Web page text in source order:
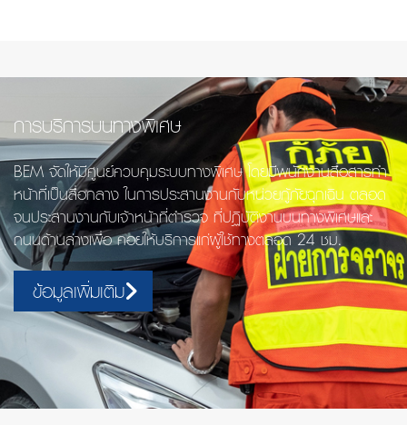
การบริการบนทางพิเศษ
BEM จัดให้มีศูนย์ควบคุมระบบทางพิเศษ โดยมีพนักงานสื่อสารทำ
หน้าที่เป็นสื่อกลาง ในการประสานงานกับหน่วยกู้ภัยฉุกเฉิน ตลอด
จนประสานงานกับเจ้าหน้าที่ตำรวจ ที่ปฏิบัติงานบนทางพิเศษและ
ถนนด้านล่างเพื่อ คอยให้บริการแก่ผู้ใช้ทางตลอด 24 ชม.
ข้อมูลเพิ่มเติม